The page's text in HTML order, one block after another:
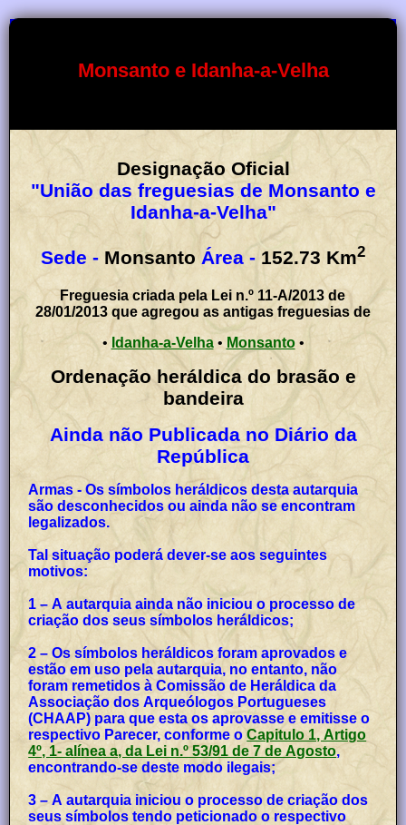
Monsanto e Idanha-a-Velha
Designação Oficial
"União das freguesias de Monsanto e
Idanha-a-Velha"
Sede - Monsanto Área - 152.73 Km2
Freguesia criada pela Lei n.º 11-A/2013 de
28/01/2013 que agregou as antigas freguesias de
• Idanha-a-Velha• Monsanto•
Ordenação heráldica do brasão e
bandeira
Ainda não Publicada no Diário da
República
Armas - Os símbolos heráldicos desta autarquia
são desconhecidos ou ainda não se encontram
legalizados.
Tal situação poderá dever-se aos seguintes
motivos:
1 – A autarquia ainda não iniciou o processo de
criação dos seus símbolos heráldicos;
2 – Os símbolos heráldicos foram aprovados e
estão em uso pela autarquia, no entanto, não
foram remetidos à Comissão de Heráldica da
Associação dos Arqueólogos Portugueses
(CHAAP) para que esta os aprovasse e emitisse o
respectivo Parecer, conforme oCapitulo 1, Artigo
4º, 1- alínea a, da Lei n.º 53/91 de 7 de Agosto,
encontrando-se deste modo ilegais;
3 – A autarquia iniciou o processo de criação dos
seus símbolos tendo peticionado o respectivo